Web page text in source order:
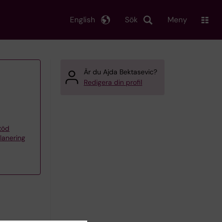
Sök
English Meny
Är du Ajda Bektasevic?
Redigera din profil